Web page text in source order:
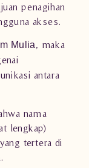
penagihan
akses.
Mulia, maka
antara
nama
lengkap)
tertera di